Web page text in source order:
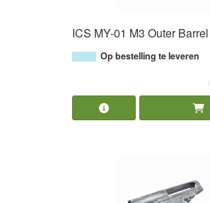
ICS MY-01 M3 Outer Barrel
Op bestelling te leveren